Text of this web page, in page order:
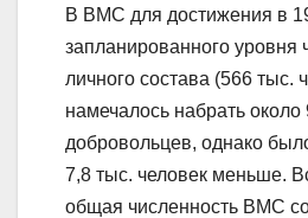
В ВМС для достижения в
запланированного уровня
личного состава (566 тыс.
намечалось набрать около
добровольцев, однако
7,8 тыс. человек меньше.
общая численность ВМС